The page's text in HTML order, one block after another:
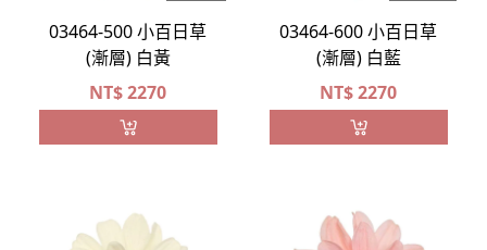
03464-500 小百日草
(漸層) 白黃
NT$2270
03464-600 小百日草
(漸層) 白藍
NT$2270